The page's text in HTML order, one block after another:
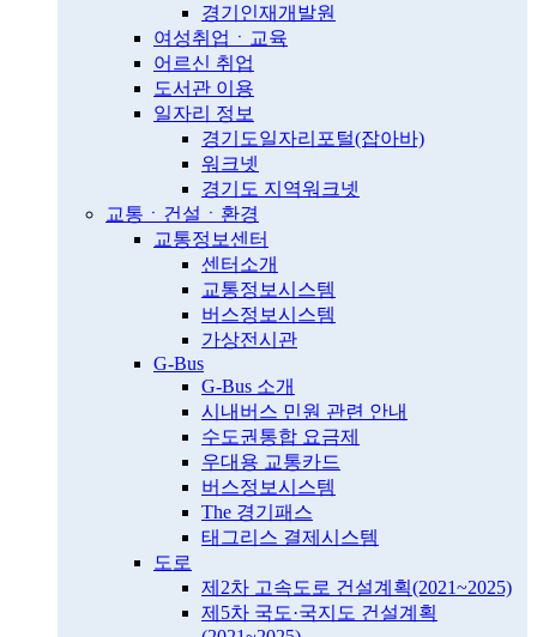
경기인재개발원
여성취업ㆍ교육
어르신 취업
도서관 이용
일자리 정보
경기도일자리포털(잡아바)
워크넷
경기도 지역워크넷
교통ㆍ건설ㆍ환경
교통정보센터
센터소개
교통정보시스템
버스정보시스템
가상전시관
G-Bus
G-Bus 소개
시내버스 민원 관련 안내
수도권통합 요금제
우대용 교통카드
버스정보시스템
The 경기패스
태그리스 결제시스템
도로
제2차 고속도로 건설계획(2021~2025)
제5차 국도·국지도 건설계획